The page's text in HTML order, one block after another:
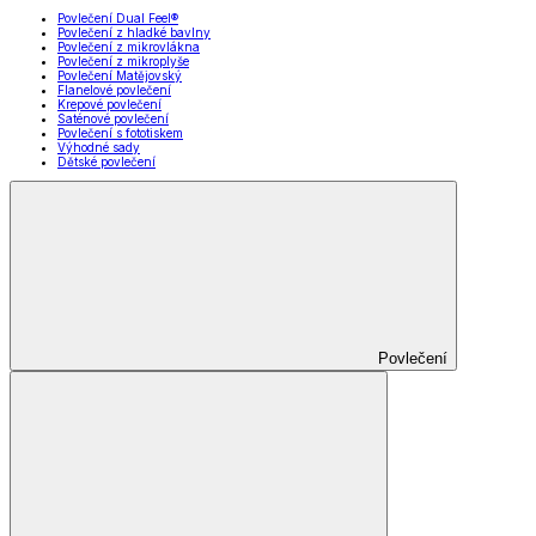
Povlečení Dual Feel®
Povlečení z hladké bavlny
Povlečení z mikrovlákna
Povlečení z mikroplyše
Povlečení Matějovský
Flanelové povlečení
Krepové povlečení
Saténové povlečení
Povlečení s fototiskem
Výhodné sady
Dětské povlečení
Povlečení